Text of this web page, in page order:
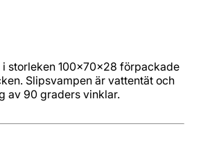
storleken 100x70x28 förpackade
Slipsvampen är vattentät och
av 90 graders vinklar.